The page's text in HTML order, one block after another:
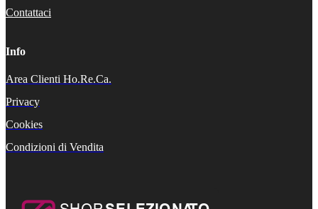
Contattaci
Info
Area Clienti Ho.Re.Ca.
Privacy
Cookies
Condizioni di Vendita